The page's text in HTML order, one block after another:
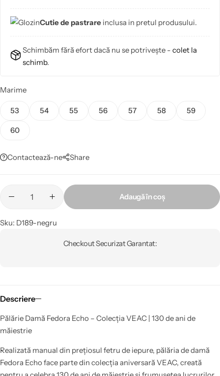
Cutie de pastrare inclusa in pretul produsului.
Schimbăm fără efort dacă nu se potrivește - colet la
schimb.
Marime
53 54 55 56 57 58 59
60
Contactează-ne Share
Adaugă în coș
Sku: D189-negru
Checkout Securizat Garantat:
Descriere
Pălărie Damă Fedora Echo – Colecția VEAC | 130 de ani de
măiestrie
Realizată manual din prețiosul fetru de iepure, pălăria de damă
Fedora Echo face parte din colecția aniversară VEAC, creată